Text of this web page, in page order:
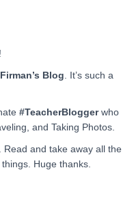
Blog. It’s such a
#TeacherBloggerwho
and Taking Photos.
and take away all the
Huge thanks.